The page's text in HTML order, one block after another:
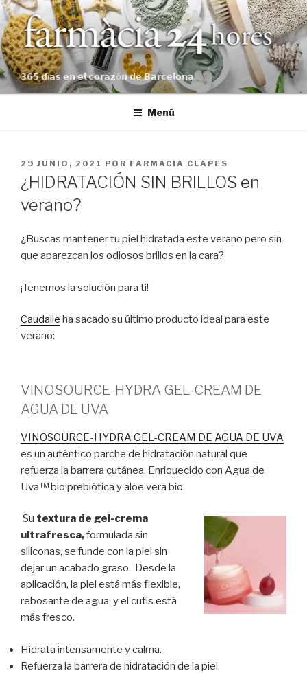
Saltar
al
contenido
𝟯𝟲𝟱 𝗱í𝗮𝘀 𝗲𝗻 𝗲𝗹 𝗰𝗼𝗿𝗮𝘇ó𝗻 𝗱𝗲 𝗕𝗮𝗿𝗰𝗲𝗹𝗼𝗻𝗮.
Menú
PUBLICADO
EL
29 JUNIO, 2021 POR FARMACIA CLAPES
¿HIDRATACIÓN SIN BRILLOS en
verano?
¿Buscas mantener tu piel hidratada este verano pero sin
que aparezcan los odiosos brillos en la cara?
¡Tenemos la solución para ti!
Caudalie ha sacado su último producto ideal para este
verano:
VINOSOURCE-HYDRA GEL-CREAM DE
AGUA DE UVA
VINOSOURCE-HYDRA GEL-CREAM DE AGUA DE UVA
es un auténtico parche de hidratación natural que
refuerza la barrera cutánea. Enriquecido con Agua de
Uva™ bio prebiótica y aloe vera bio.
Su textura de gel-crema
ultrafresca,formulada sin
siliconas, se funde con la piel sin
dejar un acabado graso. Desde la
aplicación, la piel está más flexible,
rebosante de agua, y el cutis está
más fresco.
Hidrata intensamente y calma.
Refuerza la barrera de hidratación de la piel.